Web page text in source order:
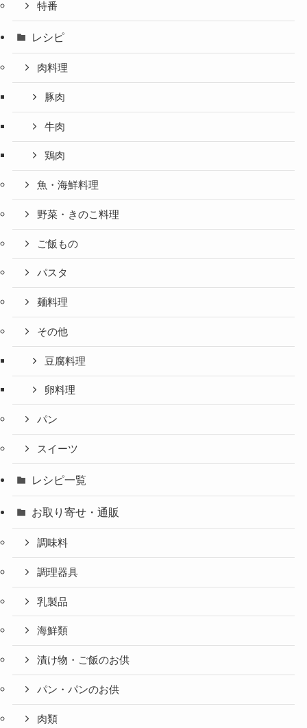
特番
レシピ
肉料理
豚肉
牛肉
鶏肉
魚・海鮮料理
野菜・きのこ料理
ご飯もの
パスタ
麺料理
その他
豆腐料理
卵料理
パン
スイーツ
レシピ一覧
お取り寄せ・通販
調味料
調理器具
乳製品
海鮮類
漬け物・ご飯のお供
パン・パンのお供
肉類